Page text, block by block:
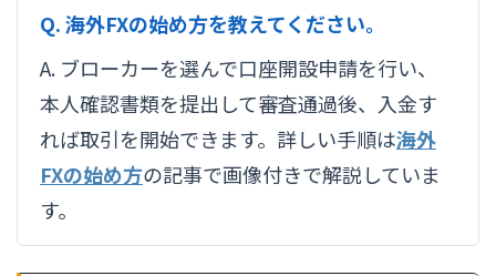
Q. 海外FXの始め方を教えてください。
A. ブローカーを選んで口座開設申請を行い、
本人確認書類を提出して審査通過後、入金す
れば取引を開始できます。詳しい手順は海外
FXの始め方の記事で画像付きで解説していま
す。